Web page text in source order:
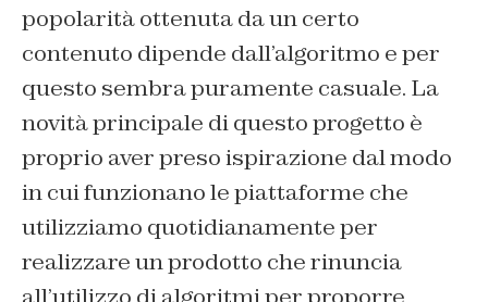
popolarità ottenuta da un certo
contenuto dipende dall’algoritmo e per
questo sembra puramente casuale. La
novità principale di questo progetto è
proprio aver preso ispirazione dal modo
in cui funzionano le piattaforme che
utilizziamo quotidianamente per
realizzare un prodotto che rinuncia